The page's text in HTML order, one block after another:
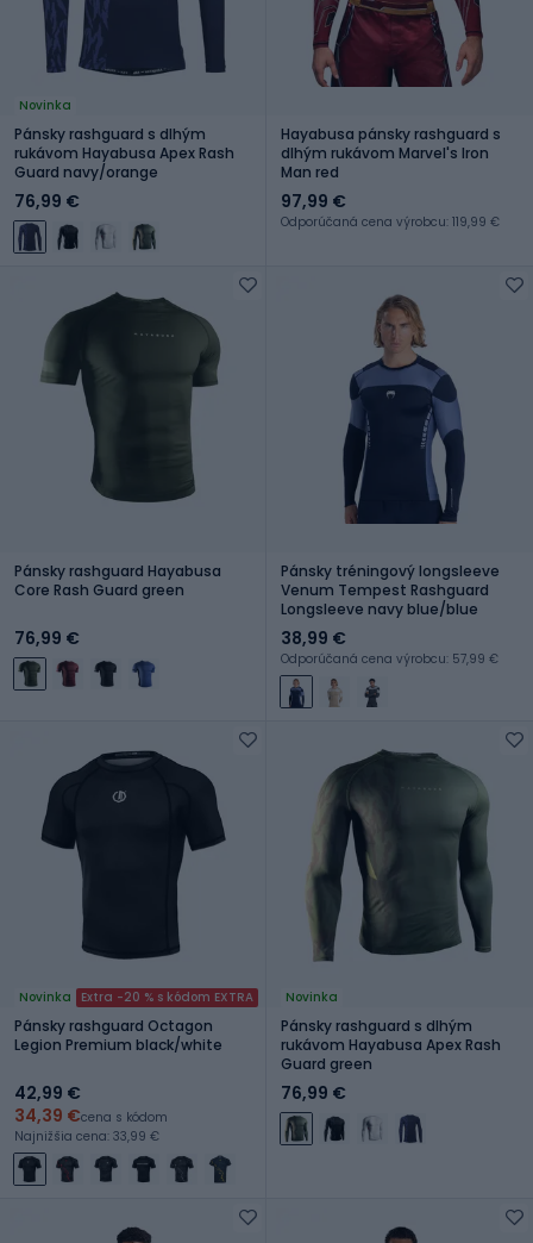
Novinka
Pánsky rashguard s dlhým
rukávom Hayabusa Apex Rash
Guard navy/orange
76,99 €
Hayabusa pánsky rashguard s
dlhým rukávom Marvel's Iron
Man red
97,99 €
Odporúčaná cena výrobcu: 119,99 €
Pánsky rashguard Hayabusa
Core Rash Guard green
76,99 €
Pánsky tréningový longsleeve
Venum Tempest Rashguard
Longsleeve navy blue/blue
38,99 €
Odporúčaná cena výrobcu: 57,99 €
Novinka Extra -20 % s kódom EXTRA
Pánsky rashguard Octagon
Legion Premium black/white
42,99 €
34,39 €cena s kódom
Najnižšia cena: 33,99 €
Novinka
Pánsky rashguard s dlhým
rukávom Hayabusa Apex Rash
Guard green
76,99 €